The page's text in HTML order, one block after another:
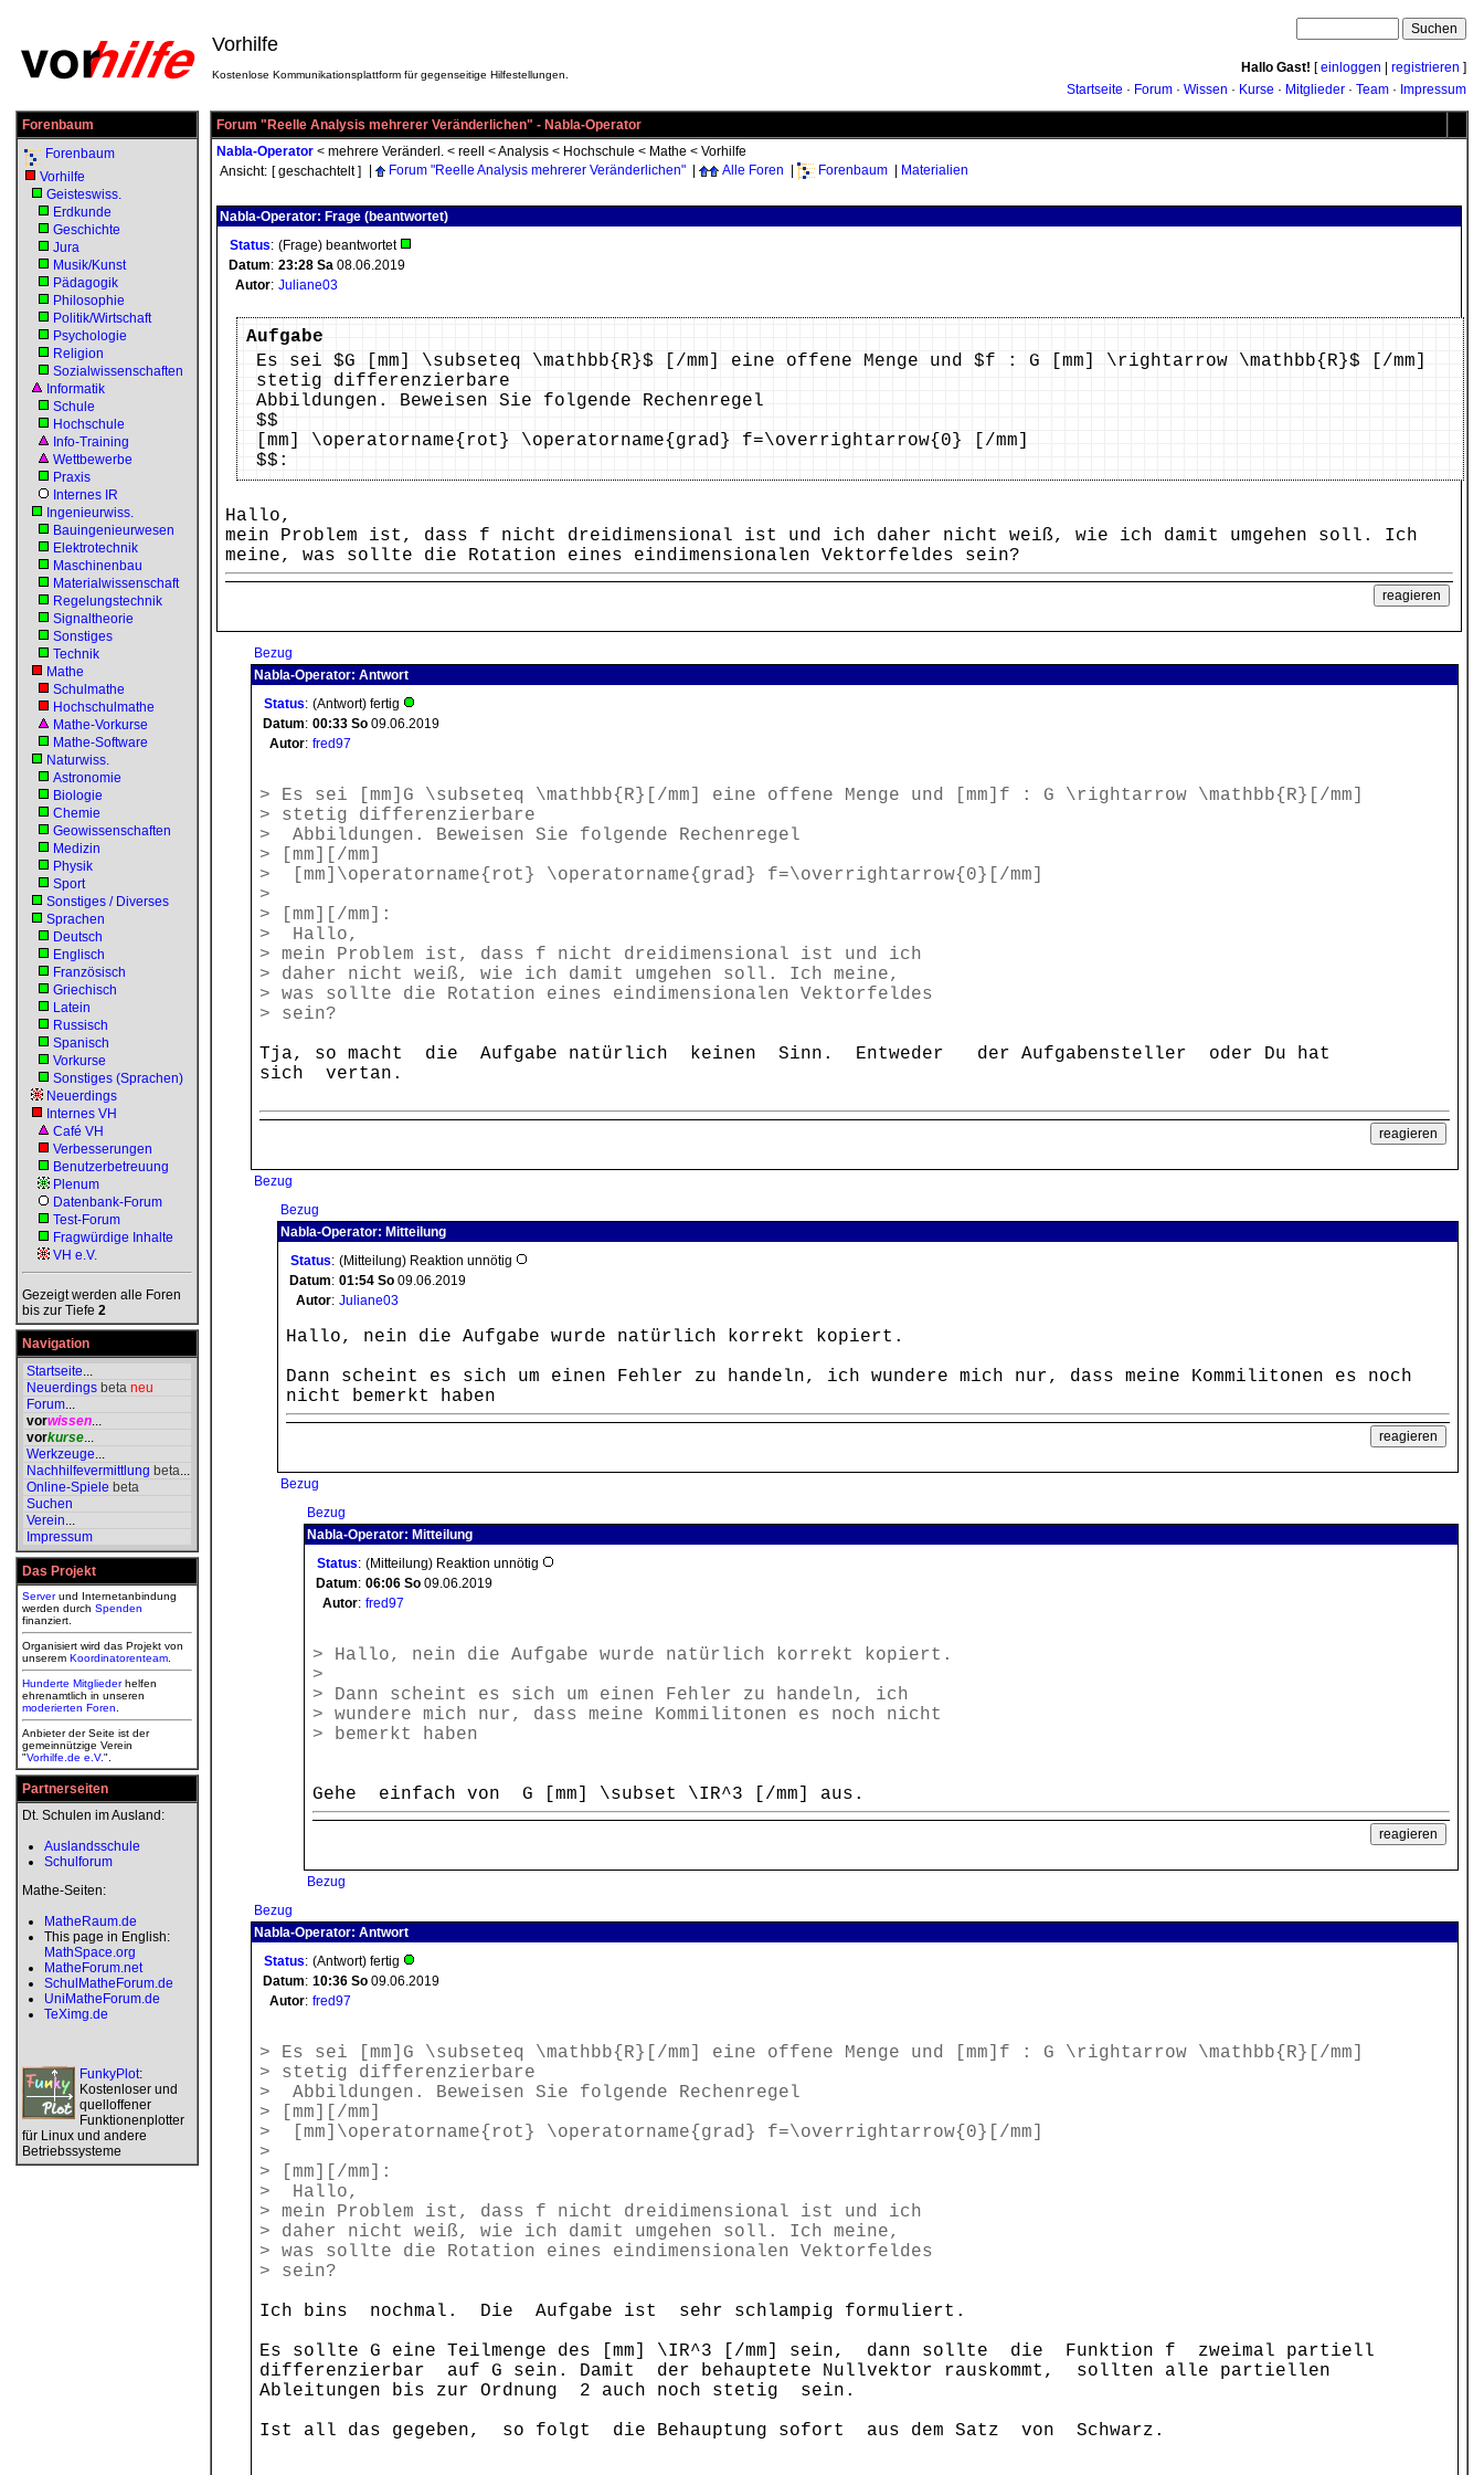
Vorhilfe
Kostenlose Kommunikationsplattform für gegenseitige Hilfestellungen. Hallo Gast! [einloggen registrieren ]
Startseite · Forum · Wissen · Kurse · Mitglieder · Team · Impressum
Forenbaum
Forenbaum
Vorhilfe
Geisteswiss.
Erdkunde
Geschichte
Jura
Musik/Kunst
Pädagogik
Philosophie
Politik/Wirtschaft
Psychologie
Religion
Sozialwissenschaften
Informatik
Schule
Hochschule
Info-Training
Wettbewerbe
Praxis
Internes IR
Ingenieurwiss.
Bauingenieurwesen
Elektrotechnik
Maschinenbau
Materialwissenschaft
Regelungstechnik
Signaltheorie
Sonstiges
Technik
Mathe
Schulmathe
Hochschulmathe
Mathe-Vorkurse
Mathe-Software
Naturwiss.
Astronomie
Biologie
Chemie
Geowissenschaften
Medizin
Physik
Sport
Sonstiges / Diverses
Sprachen
Deutsch
Englisch
Französisch
Griechisch
Latein
Russisch
Spanisch
Vorkurse
Sonstiges (Sprachen)
Neuerdings
Internes VH
Café VH
Verbesserungen
Benutzerbetreuung
Plenum
Datenbank-Forum
Test-Forum
Fragwürdige Inhalte
VH e.V.
Gezeigt werden alle Foren
bis zur Tiefe 2
Navigation
Startseite...
Neuerdings beta neu
Forum...
vorwissen...
vorkurse...
Werkzeuge...
Nachhilfevermittlung beta...
Online-Spiele beta
Suchen
Verein...
Impressum
Das Projekt
Serverund Internetanbindung
werden durch Spenden
finanziert.
Organisiert wird das Projekt von
unserem Koordinatorenteam
Hunderte Mitgliederhelfen
ehrenamtlich in unseren
moderierten Foren
Anbieter der Seite ist der
gemeinnützige Verein
"Vorhilfe.de e.V.".
Partnerseiten
Dt. Schulen im Ausland:
Auslandsschule
Schulforum
Mathe-Seiten:
MatheRaum.de
This page in English:
MathSpace.org
MatheForum.net
SchulMatheForum.de
UniMatheForum.de
TeXimg.de
FunkyPlot:
Kostenloser und
quelloffener
Funktionenplotter
für Linux und andere
Betriebssysteme
Forum "Reelle Analysis mehrerer Veränderlichen" - Nabla-Operator
Nabla-Operator < mehrere Veränderl. < reell <Analysis < Hochschule < Mathe < Vorhilfe
Ansicht: [ geschachtelt ] Forum "Reelle Analysis mehrerer Veränderlichen" Alle Foren Forenbaum Materialien
Nabla-Operator: Frage (beantwortet)
Status: (Frage) beantwortet
Datum: 23:28 Sa 08.06.2019
Autor: Juliane03
Aufgabe
Es sei $G [mm] \subseteq \mathbb{R}$ [/mm] eine offene Menge und $f : G [mm] \rightarrow \mathbb{R}$ [/mm]
stetig differenzierbare
Abbildungen. Beweisen Sie folgende Rechenregel
$$
[mm] \operatorname{rot} \operatorname{grad} f=\overrightarrow{0} [/mm]
$$:
Hallo,
mein Problem ist, dass f nicht dreidimensional ist und ich daher nicht weiß, wie ich damit umgehen soll. Ich
meine, was sollte die Rotation eines eindimensionalen Vektorfeldes sein?
Bezug
Nabla-Operator: Antwort
Status: (Antwort) fertig
Datum: 00:33 So 09.06.2019
Autor: fred97
> Es sei [mm]G \subseteq \mathbb{R}[/mm] eine offene Menge und [mm]f : G \rightarrow \mathbb{R}[/mm]
> stetig differenzierbare
> Abbildungen. Beweisen Sie folgende Rechenregel
> [mm][/mm]
> [mm]\operatorname{rot} \operatorname{grad} f=\overrightarrow{0}[/mm]
>
> [mm][/mm]:
> Hallo,
> mein Problem ist, dass f nicht dreidimensional ist und ich
> daher nicht weiß, wie ich damit umgehen soll. Ich meine,
> was sollte die Rotation eines eindimensionalen Vektorfeldes
> sein?
Tja, so macht die Aufgabe natürlich keinen Sinn. Entweder der Aufgabensteller oder Du hat
sich vertan.
Bezug
Bezug
Nabla-Operator: Mitteilung
Status: (Mitteilung) Reaktion unnötig
Datum: 01:54 So 09.06.2019
Autor: Juliane03
Hallo, nein die Aufgabe wurde natürlich korrekt kopiert.
Dann scheint es sich um einen Fehler zu handeln, ich wundere mich nur, dass meine Kommilitonen es noch
nicht bemerkt haben
Bezug
Bezug
Nabla-Operator: Mitteilung
Status: (Mitteilung) Reaktion unnötig
Datum: 06:06 So 09.06.2019
Autor: fred97
> Hallo, nein die Aufgabe wurde natürlich korrekt kopiert.
>
> Dann scheint es sich um einen Fehler zu handeln, ich
> wundere mich nur, dass meine Kommilitonen es noch nicht
> bemerkt haben
Gehe einfach von G [mm] \subset \IR^3 [/mm] aus.
Bezug
Bezug
Nabla-Operator: Antwort
Status: (Antwort) fertig
Datum: 10:36 So 09.06.2019
Autor: fred97
> Es sei [mm]G \subseteq \mathbb{R}[/mm] eine offene Menge und [mm]f : G \rightarrow \mathbb{R}[/mm]
> stetig differenzierbare
> Abbildungen. Beweisen Sie folgende Rechenregel
> [mm][/mm]
> [mm]\operatorname{rot} \operatorname{grad} f=\overrightarrow{0}[/mm]
>
> [mm][/mm]:
> Hallo,
> mein Problem ist, dass f nicht dreidimensional ist und ich
> daher nicht weiß, wie ich damit umgehen soll. Ich meine,
> was sollte die Rotation eines eindimensionalen Vektorfeldes
> sein?
Ich bins nochmal. Die Aufgabe ist sehr schlampig formuliert.
Es sollte G eine Teilmenge des [mm] \IR^3 [/mm] sein, dann sollte die Funktion f zweimal partiell
differenzierbar auf G sein. Damit der behauptete Nullvektor rauskommt, sollten alle partiellen
Ableitungen bis zur Ordnung 2 auch noch stetig sein.
Ist all das gegeben, so folgt die Behauptung sofort aus dem Satz von Schwarz.